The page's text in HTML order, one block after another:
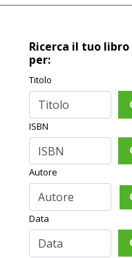
Ricerca il tuo libro
per:
Titolo
ISBN
Autore
Data